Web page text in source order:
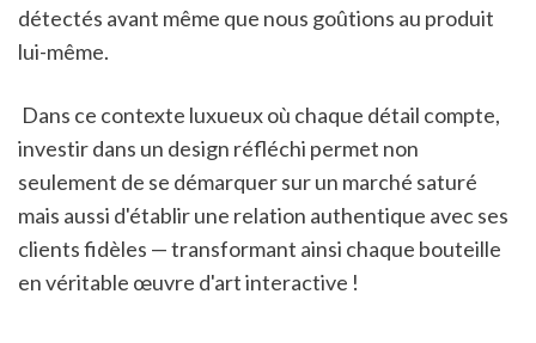
détectés avant même que nous goûtions au produit
lui-même.
investir dans un design réfléchi permet non
seulement de se démarquer sur un marché saturé
mais aussi d'établir une relation authentique avec ses
clients fidèles — transformant ainsi chaque bouteille
en véritable œuvre d'art interactive !